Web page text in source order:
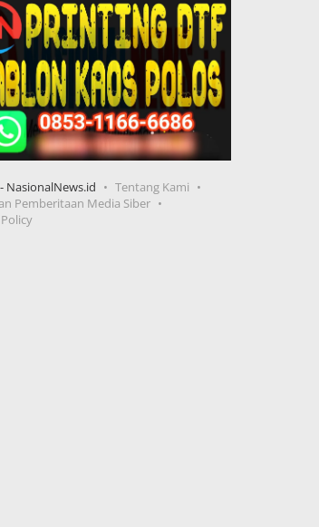
NasionalNews.id
Tentang Kami
Pemberitaan Media Siber